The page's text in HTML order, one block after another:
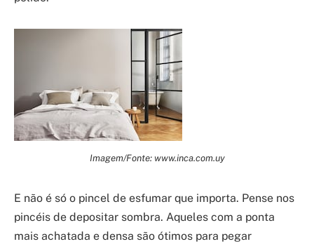
Imagem/Fonte: www.inca.com.uy
E não é só o pincel de esfumar que importa. Pense nos
pincéis de depositar sombra. Aqueles com a ponta
mais achatada e densa são ótimos para pegar